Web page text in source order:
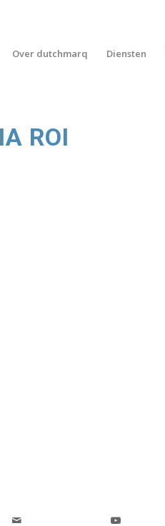
Over dutchmarq Diensten
ROI